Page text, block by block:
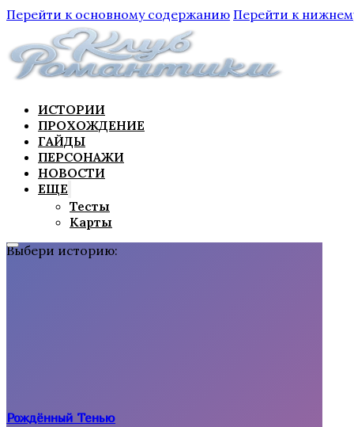
Перейти к основному содержанию Перейти к
ИСТОРИИ
ПРОХОЖДЕНИЕ
ГАЙДЫ
ПЕРСОНАЖИ
НОВОСТИ
ЕЩЕ
Тесты
Карты
Выбери историю:
Рождённый Тенью